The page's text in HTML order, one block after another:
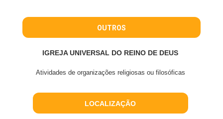
OUTROS
IGREJA UNIVERSAL DO REINO DE DEUS
Atividades de organizações religiosas ou filosóficas
LOCALIZAÇÃO